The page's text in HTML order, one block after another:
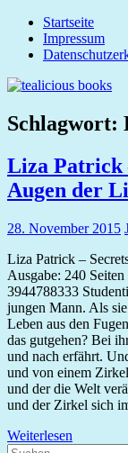
Zum
Inhalt
springen
tealicious
books
Startseite
Impressum
Schlagwort:
Liza Patrick
Augen der
28. November 2015
Liza Patrick –
Ausgabe: 240
3944788333
jungen Mann. Als
Leben aus den
das gutgehen? Bei
und nach erfährt.
und von einem
und der die Welt
und der Zirkel sich
Weiterlesen